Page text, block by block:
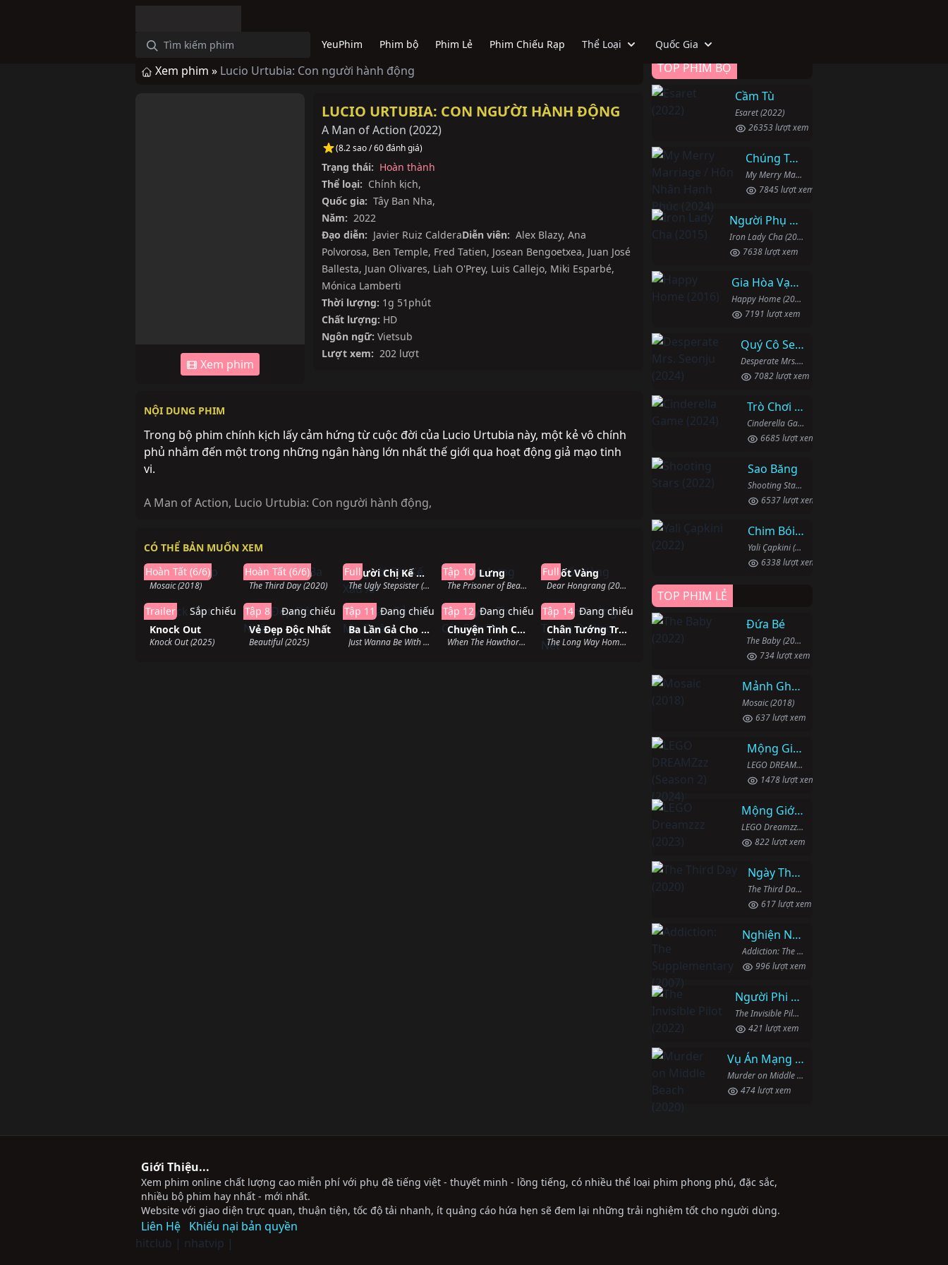
YeuPhim Phim bộ Phim Lẻ Phim Chiếu Rạp Thể Loại Quốc Gia
Xem phim » Lucio Urtubia: Con người hành động
Xem phim
LUCIO URTUBIA: CON NGƯỜI HÀNH ĐỘNG
A Man of Action (2022)
(8.2 sao / 60 đánh giá)
Trạng thái: Hoàn thành
Thể loại: Chính kịch,
Quốc gia: Tây Ban Nha,
Năm: 2022
Đạo diễn: Javier Ruiz CalderaDiễn viên: Alex Blazy, Ana
Polvorosa, Ben Temple, Fred Tatien, Josean Bengoetxea, Juan José
Ballesta, Juan Olivares, Liah O'Prey, Luis Callejo, Miki Esparbé,
Mónica Lamberti
Thời lượng: 1g 51phút
Chất lượng: HD
Ngôn ngữ: Vietsub
Lượt xem: 202 lượt
NỘI DUNG PHIM
Trong bộ phim chính kịch lấy cảm hứng từ cuộc đời của Lucio Urtubia này, một kẻ vô chính
phủ nhắm đến một trong những ngân hàng lớn nhất thế giới qua hoạt động giả mạo tinh
vi.
A Man of Action, Lucio Urtubia: Con người hành động,
CÓ THỂ BẢN MUỐN XEM
Mảnh Ghép
Mosaic (2018)
Hoàn Tất (6/6)
Hoàn thành
Ngày Thứ Ba
The Third Day (2020)
Hoàn Tất (6/6)
Người Chị Kế Xấu Xí
The Ugly Stepsister (2025)
Full
Khom Lưng
The Prisoner of Beauty (2025)
Tập 10
Nuốt Vàng
Dear Hongrang (2025)
Full
Knock Out
Knock Out (2025)
Trailer
Sắp chiếu
Vẻ Đẹp Độc Nhất
Beautiful (2025)
Tập 8
Đang chiếu
Ba Lần Gả Cho Ma Quân
Just Wanna Be With You (2025)
Tập 11 Đang chiếu
Chuyện Tình Cây Sơn Tra
When The Hawthorn Blooms (2025)
Tập 12 Đang chiếu
Chân Tướng Trong Đường Nét
The Long Way Home (2025)
Tập 14 Đang chiếu
TOP PHIM BỘ
Cầm Tù
Esaret (2022)
26353 lượt xem
Chúng Ta Hãy Kết Hôn Nhé
My Merry Marriage / Hôn Nhân Hạnh Phúc (2024)
7845 lượt xem
Người Phụ Nữ Mạnh Mẽ
Iron Lady Cha (2015)
7638 lượt xem
Gia Hòa Vạn Sự Thành
Happy Home (2016)
7191 lượt xem
Quý Cô Seon Ju Phục Thù
Desperate Mrs. Seonju (2024)
7082 lượt xem
Trò Chơi Lọ Lem
Cinderella Game (2024)
6685 lượt xem
Sao Băng
Shooting Stars (2022)
6537 lượt xem
Chim Bói Cá
Yali Çapkini (2022)
6338 lượt xem
TOP PHIM LẺ
Đứa Bé
The Baby (2022)
734 lượt xem
Mảnh Ghép
Mosaic (2018)
637 lượt xem
Mộng Giới (Phần 2)
LEGO DREAMZzz (Season 2) (2024)
1478 lượt xem
Mộng Giới (Phần 1)
LEGO Dreamzzz (2023)
822 lượt xem
Ngày Thứ Ba
The Third Day (2020)
617 lượt xem
Nghiện Ngập: Chuỗi Phim Bổ Trợ
Addiction: The Supplementary (2007)
996 lượt xem
Người Phi Công Vô Hình
The Invisible Pilot (2022)
421 lượt xem
Vụ Án Mạng Trên Đường Middle Beach
Murder on Middle Beach (2020)
474 lượt xem
Giới Thiệu...
Xem phim online chất lượng cao miễn phí với phụ đề tiếng việt - thuyết minh - lồng tiếng, có nhiều thể loại phim phong phú, đặc sắc,
nhiều bộ phim hay nhất - mới nhất.
Website với giao diện trực quan, thuận tiện, tốc độ tải nhanh, ít quảng cáo hứa hẹn sẽ đem lại những trải nghiệm tốt cho người dùng.
Liên Hệ Khiếu nại bản quyền
hitclub | nhatvip |